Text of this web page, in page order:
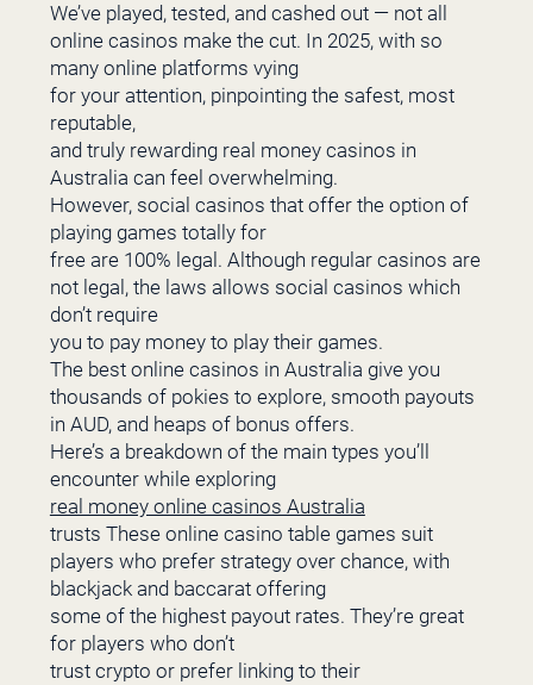
We’ve played, tested, and cashed out — not all
online casinos make the cut. In 2025, with so
many online platforms vying
for your attention, pinpointing the safest, most
reputable,
and truly rewarding real money casinos in
Australia can feel overwhelming.
However, social casinos that offer the option of
playing games totally for
free are 100% legal. Although regular casinos are
not legal, the laws allows social casinos which
don’t require
you to pay money to play their games.
The best online casinos in Australia give you
thousands of pokies to explore, smooth payouts
in AUD, and heaps of bonus offers.
Here’s a breakdown of the main types you’ll
encounter while exploring
real money online casinos Australia
trusts These online casino table games suit
players who prefer strategy over chance, with
blackjack and baccarat offering
some of the highest payout rates. They’re great
for players who don’t
trust crypto or prefer linking to their